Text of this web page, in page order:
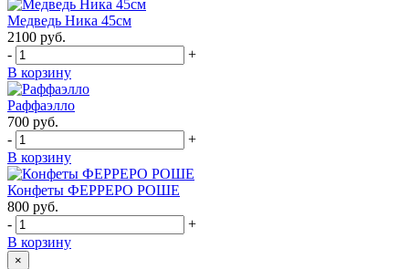
Медведь Ника 45см
2100 руб.
-
+
В корзину
Раффаэлло
700 руб.
-
+
В корзину
Конфеты ФЕРРЕРО РОШЕ
800 руб.
-
+
В корзину
×